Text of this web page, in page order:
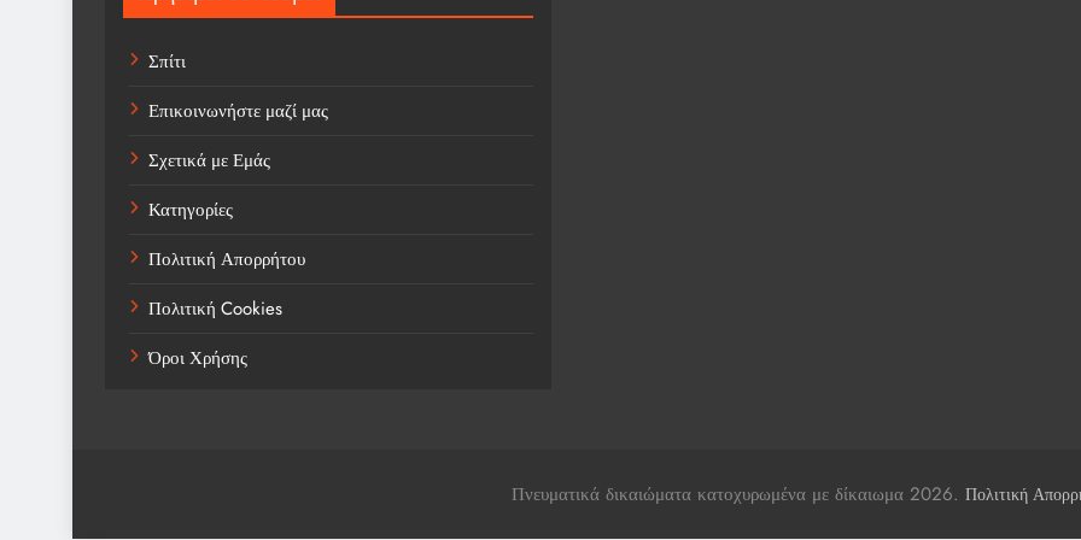
Σπίτι
Επικοινωνήστε μαζί μας
Σχετικά με Εμάς
Κατηγορίες
Πολιτική Απορρήτου
Πολιτική Cookies
Όροι Χρήσης
Πνευματικά δικαιώματα κατοχυρωμένα με δίκαιωμα 2026. Πολιτική